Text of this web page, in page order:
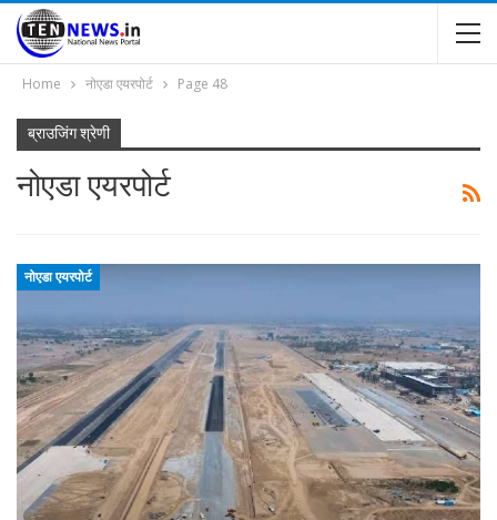
Home नोएडा एयरपोर्ट Page 48
ब्राउजिंग श्रेणी
नोएडा एयरपोर्ट
नोएडा एयरपोर्ट